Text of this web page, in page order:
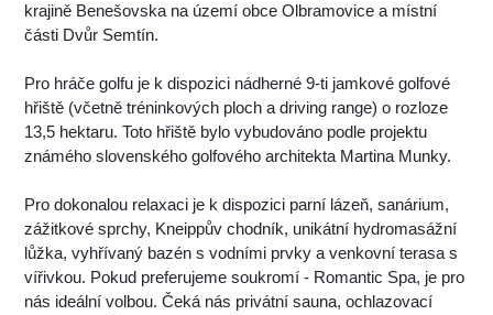
krajině Benešovska na území obce Olbramovice a místní
části Dvůr Semtín.
Pro hráče golfu je k dispozici nádherné 9-ti jamkové golfové
hřiště (včetně tréninkových ploch a driving range) o rozloze
13,5 hektaru. Toto hřiště bylo vybudováno podle projektu
známého slovenského golfového architekta Martina Munky.
Pro dokonalou relaxaci je k dispozici parní lázeň, sanárium,
zážitkové sprchy, Kneippův chodník, unikátní hydromasážní
lůžka, vyhřívaný bazén s vodními prvky a venkovní terasa s
vířivkou. Pokud preferujeme soukromí - Romantic Spa, je pro
nás ideální volbou. Čeká nás privátní sauna, ochlazovací